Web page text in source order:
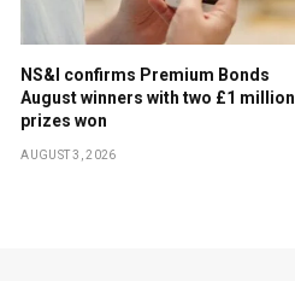
NS&I confirms Premium Bonds
August winners with two £1 million
prizes won
AUGUST 3, 2026